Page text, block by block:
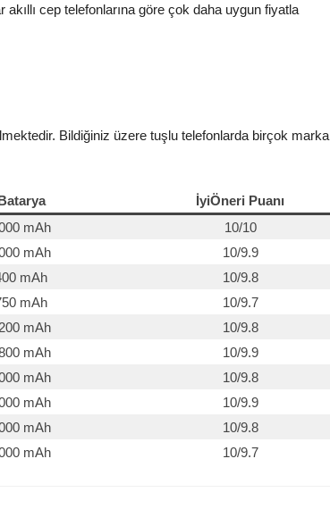
cep telefonlarına göre çok daha uygun fiyatla
Bildiğiniz üzere tuşlu telefonlarda birçok marka
İyiÖneri Puanı
mAh
10/10
mAh
10/9.9
mAh
10/9.8
mAh
10/9.7
mAh
10/9.8
mAh
10/9.9
mAh
10/9.8
mAh
10/9.9
mAh
10/9.8
mAh
10/9.7